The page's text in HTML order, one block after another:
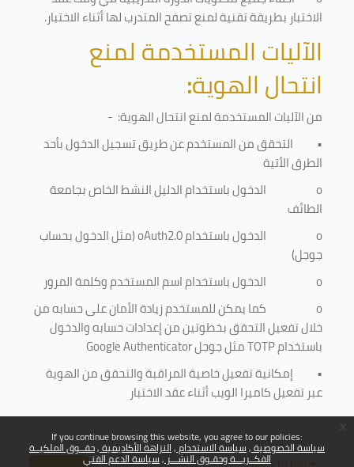
If you continue browsing this website, you agree to our policies:
سياسة الخصوصية سياسة الاستخدام النزاهة الأكاديمية حقــوق الملكيــة
الفكــريـــة وحقـوق النشـــر سياسة الدعم الفني
الاختبار بطريقة تقنية لمنع تصفح المتدرب لها أثناء الاختبار.
الآليات المستخدمة لمنع
انتحال الهوية:
من الآليات المستخدمة لمنعانتحال الهوية: -
• التحقق من المستخدم عن طريق تسجيل الدخول بأحد
الطرق الأتية
o
الدخول باستخدام الدليل النشط الخاص بجامعة
الطائف
o
الدخول باستخدامoAuth2.0(مثل الدخول بحساب
جوجل)
o
الدخول باستخدام اسم المستخدم وكلمة المرور
o
كما يمكن للمستخدم زيادة الأمان على حسابه من
خلال تفعيل التحقق بخطوتين من إعدادات حسابه والدخول
باستخدامTOTPمثل جوجلGoogle Authenticator
• إمكانية تفعيل خاصية المراقبة والتحقق من الهوية
عبر تفعيل كاميرا الويب أثناء عقد الاختبار